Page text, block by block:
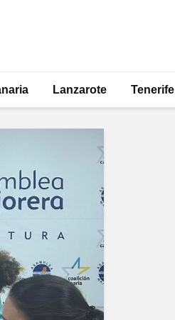
Lanzarote Tenerife